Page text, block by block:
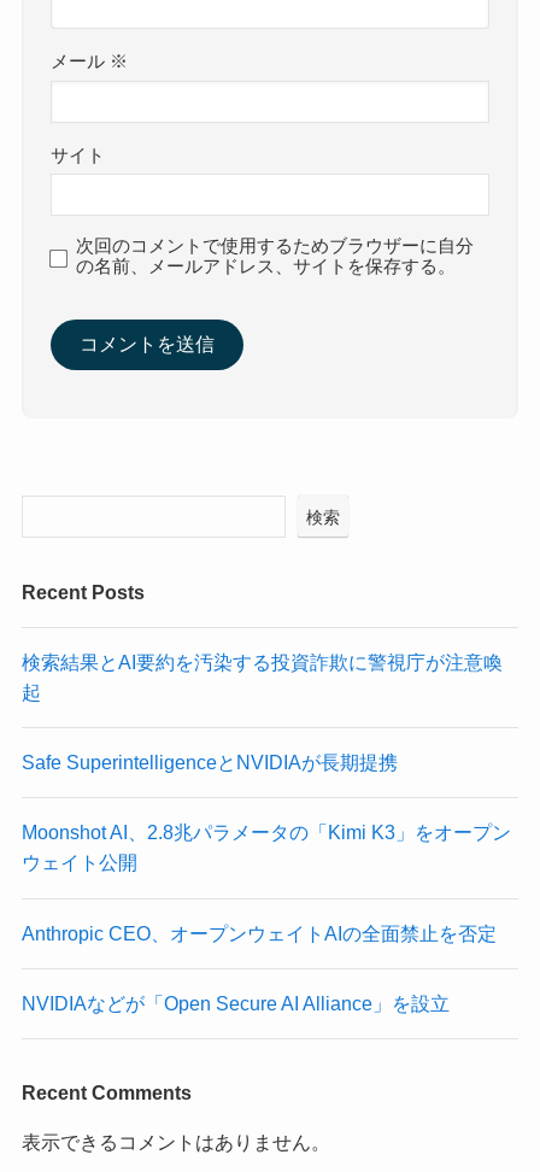
メール ※
サイト
次回のコメントで使用するためブラウザーに自分
の名前、メールアドレス、サイトを保存する。
検索
Recent Posts
検索結果とAI要約を汚染する投資詐欺に警視庁が注意喚
起
Safe SuperintelligenceとNVIDIAが長期提携
Moonshot AI、2.8兆パラメータの「Kimi K3」をオープン
ウェイト公開
Anthropic CEO、オープンウェイトAIの全面禁止を否定
NVIDIAなどが「Open Secure AI Alliance」を設立
Recent Comments
表示できるコメントはありません。